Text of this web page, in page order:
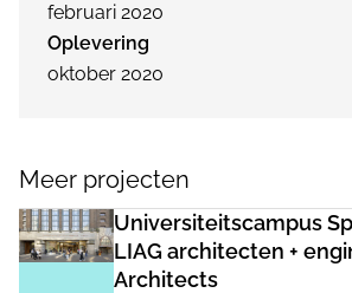
februari 2020
Oplevering
oktober 2020
Meer projecten
Universiteitscampus
LIAG architecten +
Architects